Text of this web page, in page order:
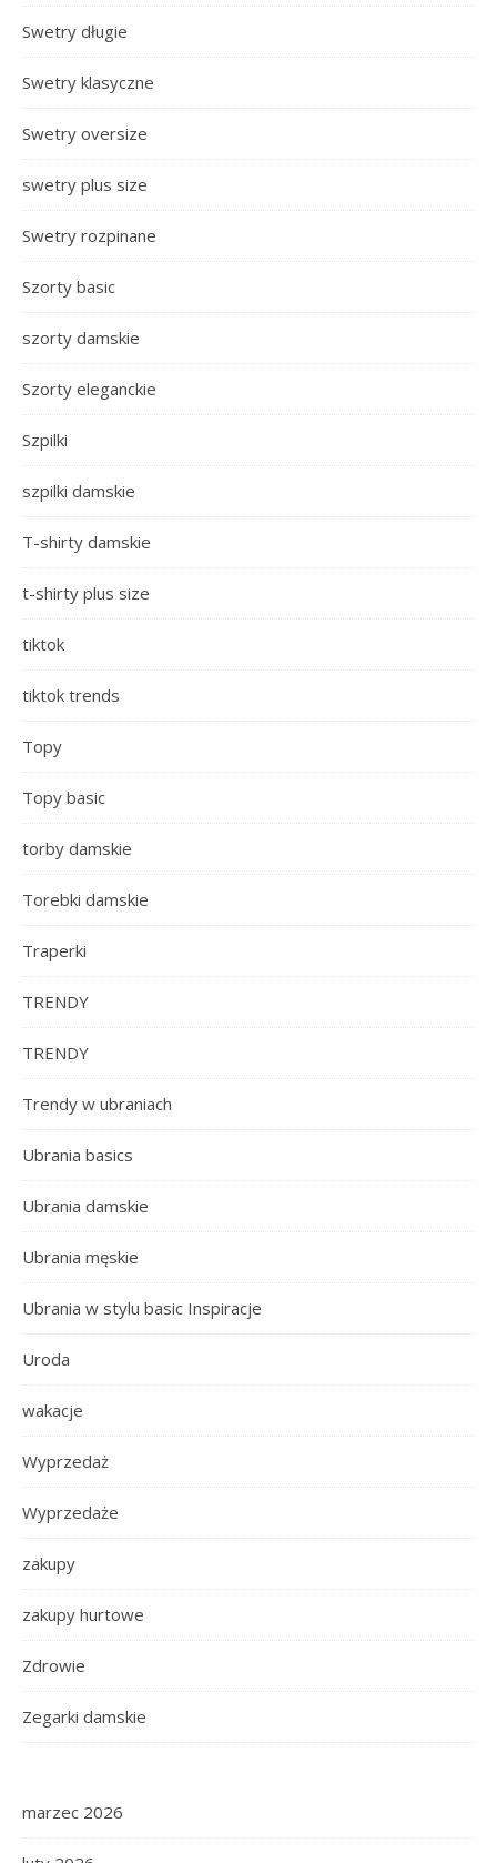
Swetry długie
Swetry klasyczne
Swetry oversize
swetry plus size
Swetry rozpinane
Szorty basic
szorty damskie
Szorty eleganckie
Szpilki
szpilki damskie
T-shirty damskie
t-shirty plus size
tiktok
tiktok trends
Topy
Topy basic
torby damskie
Torebki damskie
Traperki
TRENDY
TRENDY
Trendy w ubraniach
Ubrania basics
Ubrania damskie
Ubrania męskie
Ubrania w stylu basic Inspiracje
Uroda
wakacje
Wyprzedaż
Wyprzedaże
zakupy
zakupy hurtowe
Zdrowie
Zegarki damskie
marzec 2026